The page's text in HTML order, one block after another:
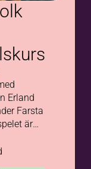
Erland
Farsta
är